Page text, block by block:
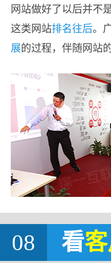
网站做好了以后并不
这类网站排名往后。
展的过程，伴随网站
08 看